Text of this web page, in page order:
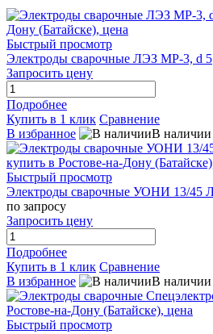
Быстрый просмотр
Электроды сварочные ЛЭЗ МР-3, d 5
Запросить цену
Подробнее
Купить в 1 клик Сравнение
В избранное
В наличии
Быстрый просмотр
Электроды сварочные УОНИ 13/45
по запросу
Запросить цену
Подробнее
Купить в 1 клик Сравнение
В избранное
В наличии
Быстрый просмотр